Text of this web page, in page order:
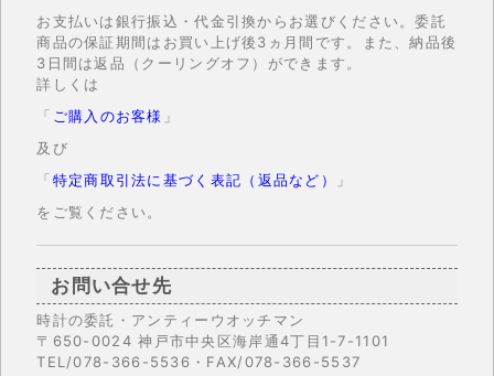
お支払いは銀行振込・代金引換からお選びください。委託
商品の保証期間はお買い上げ後3ヵ月間です。また、納品後
3日間は返品（クーリングオフ）ができます。
詳しくは
「 ご購入のお客様 」
及び
「特定商取引法に基づく表記（返品など）
」
をご覧ください。
お問い合せ先
時計の委託・アンティーウオッチマン
〒650-0024 神戸市中央区海岸通4丁目1-7-1101
TEL/078-366-5536・FAX/078-366-5537